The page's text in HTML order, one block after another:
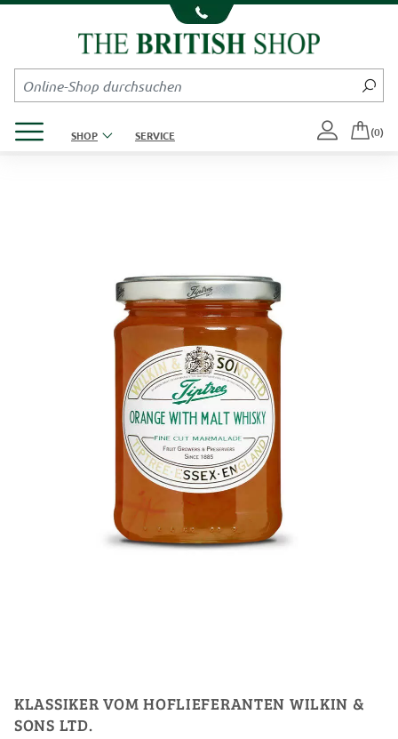
Kompletten Head der Seite überspringen
SHOP SERVICE (0)
KLASSIKER VOM HOFLIEFERANTEN WILKIN &
SONS LTD.